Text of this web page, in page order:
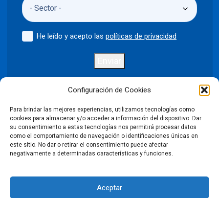
Configuración de Cookies
Para brindar las mejores experiencias, utilizamos tecnologías como
cookies para almacenar y/o acceder a información del dispositivo. Dar
su consentimiento a estas tecnologías nos permitirá procesar datos
como el comportamiento de navegación o identificaciones únicas en
este sitio. No dar o retirar el consentimiento puede afectar
negativamente a determinadas características y funciones.
Aceptar
He leído y acepto laspolíticas de privacidad
Política de privacidad Aviso legal
Política de cookies
Declaración de accesibilidad